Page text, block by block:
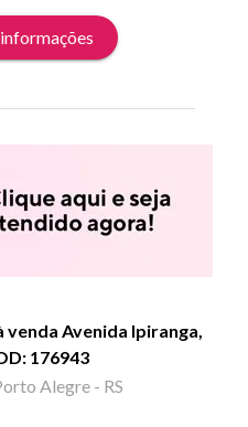
Avenida Ipiranga,
176943
Alegre - RS